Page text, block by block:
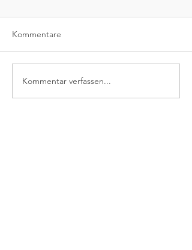
Kommentare
Kommentar verfassen...